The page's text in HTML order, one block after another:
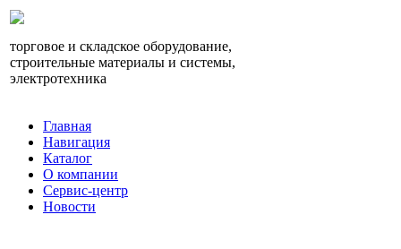
торговое и складское оборудование,
строительные материалы и системы,
электротехника
Главная
Навигация
Каталог
О компании
Сервис-центр
Новости